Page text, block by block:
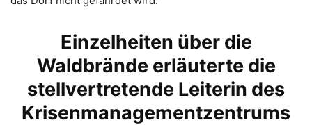
Einzelheiten über die
Waldbrände erläuterte die
stellvertretende Leiterin des
Krisenmanagementzentrums